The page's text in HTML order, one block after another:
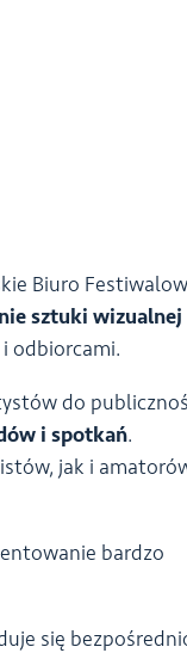
Biuro
sztuki wizualnej
odbiorcami.
do
i spotkań.
jak i
bardzo
się